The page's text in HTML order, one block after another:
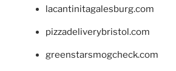
lacantinitagalesburg.com
pizzadeliverybristol.com
greenstarsmogcheck.com